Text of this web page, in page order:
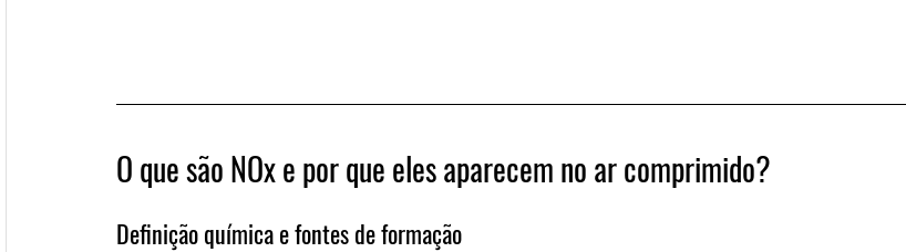
O que são NOx e por que eles aparecem no ar comprimido?
Definição química e fontes de formação